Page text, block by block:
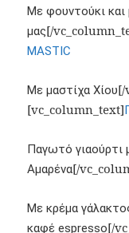
Με φουντούκι
μας[/
MASTIC
Με μαστίχα Χίου[/
[vc_column_text]
Παγωτό γιαούρτι
Αμαρένα[/
Με κρέμα
καφέ espresso[/